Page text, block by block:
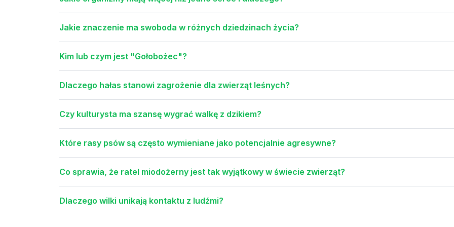
Jakie znaczenie ma swoboda w różnych dziedzinach życia?
Kim lub czym jest "Gołobożec"?
Dlaczego hałas stanowi zagrożenie dla zwierząt leśnych?
Czy kulturysta ma szansę wygrać walkę z dzikiem?
Które rasy psów są często wymieniane jako potencjalnie agresywne?
Co sprawia, że ratel miodożerny jest tak wyjątkowy w świecie zwierząt?
Dlaczego wilki unikają kontaktu z ludźmi?